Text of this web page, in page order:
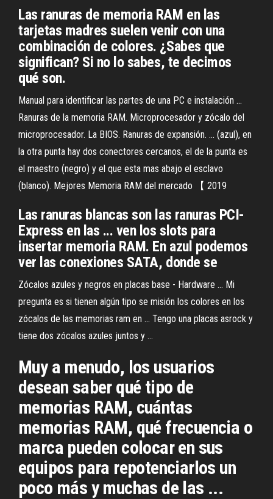
Las ranuras de memoria RAM en las
tarjetas madres suelen venir con una
combinación de colores. ¿Sabes que
significan? Si no lo sabes, te decimos
qué son.
Manual para identificar las partes de una PC e instalación ...
Ranuras de la memoria RAM. Microprocesador y zócalo del
microprocesador. La BIOS. Ranuras de expansión. ... (azul), en
la otra punta hay dos conectores cercanos, el de la punta es
el maestro (negro) y el que esta mas abajo el esclavo
(blanco). Mejores Memoria RAM del mercado 【 2019
Las ranuras blancas son las ranuras PCI-
Express en las ... ven los slots para
insertar memoria RAM. En azul podemos
ver las conexiones SATA, donde se
Zócalos azules y negros en placas base - Hardware ... Mi
pregunta es si tienen algún tipo se misión los colores en los
zócalos de las memorias ram en ... Tengo una placas asrock y
tiene dos zócalos azules juntos y ...
Muy a menudo, los usuarios
desean saber qué tipo de
memorias RAM, cuántas
memorias RAM, qué frecuencia o
marca pueden colocar en sus
equipos para repotenciarlos un
poco más y muchas de las ...